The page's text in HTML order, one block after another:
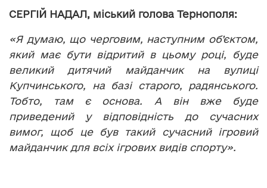
СЕРГІЙ НАДАЛ, міський голова Тернополя:
«Я думаю, що черговим, наступним об’єктом,
який має бути відритий в цьому році, буде
великий дитячий майданчик на вулиці
Купчинського, на базі старого, радянського.
Тобто, там є основа. А він вже буде
приведений у відповідність до сучасних
вимог, щоб це був такий сучасний ігровий
майданчик для всіх ігрових видів спорту».